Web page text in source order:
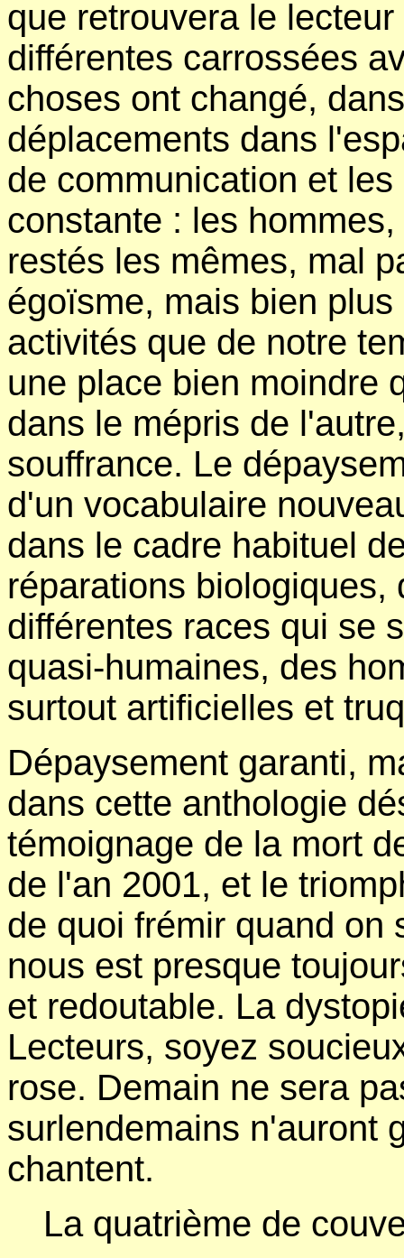
que retrouvera le
différentes carrossées
choses ont changé,
déplacements dans
de communication et
constante : les
restés les mêmes, mal
égoïsme, mais bien
activités que de notre
une place bien moindre
dans le mépris de
souffrance. Le
d'un vocabulaire
dans le cadre habituel
réparations
différentes races qui se
quasi-humaines, des
surtout artificielles et
Dépaysement garanti,
dans cette anthologie
témoignage de la mort
de l'an 2001, et le
de quoi frémir quand on
nous est presque
et redoutable. La
Lecteurs, soyez
rose. Demain ne sera
surlendemains n'auront
chantent.
La quatrième de